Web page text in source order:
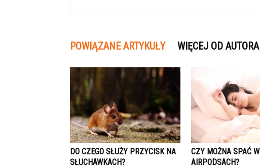
POWIĄZANE ARTYKUŁY WIĘCEJ OD AUTORA
DO CZEGO SŁUŻY PRZYCISK NA
SŁUCHAWKACH?
CZY MOŻNA SPAĆ W
AIRPODSACH?